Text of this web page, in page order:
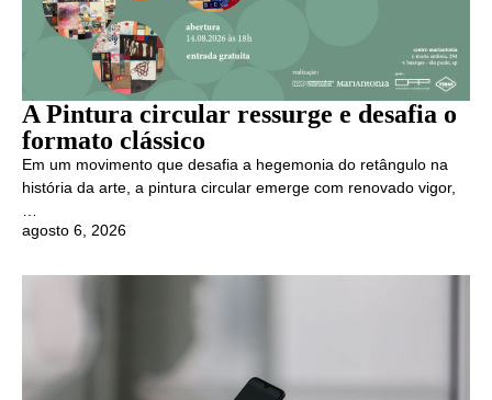
A Pintura circular ressurge e desafia o
formato clássico
Em um movimento que desafia a hegemonia do retângulo na
história da arte, a pintura circular emerge com renovado vigor,
agosto 6, 2026